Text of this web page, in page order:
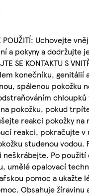
POUŽITÍ:
a pokyny a dodržujte
SE KONTAKTU S
konečníku, genitálií
spálenou pokožku
pokožku, pokud
reakci pokožky
reakci, pokračujte
studenou
Po
umělé opalovací
pomoc a ukažte
Obsahuje